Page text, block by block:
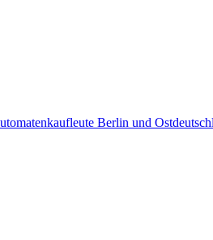
Berlin und